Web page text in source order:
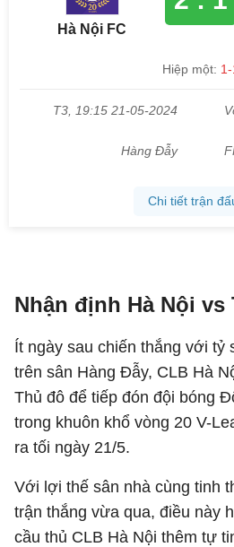
Nhận định Hà Nội vs
Ít ngày sau chiến thắng với tỷ
trên sân Hàng Đẫy, CLB Hà
Thủ đô để tiếp đón đội bóng
trong khuôn khổ vòng 20 V-
ra tối ngày 21/5.
Với lợi thế sân nhà cùng tinh
trận thắng vừa qua, điều này
cầu thủ CLB Hà Nội thêm tự